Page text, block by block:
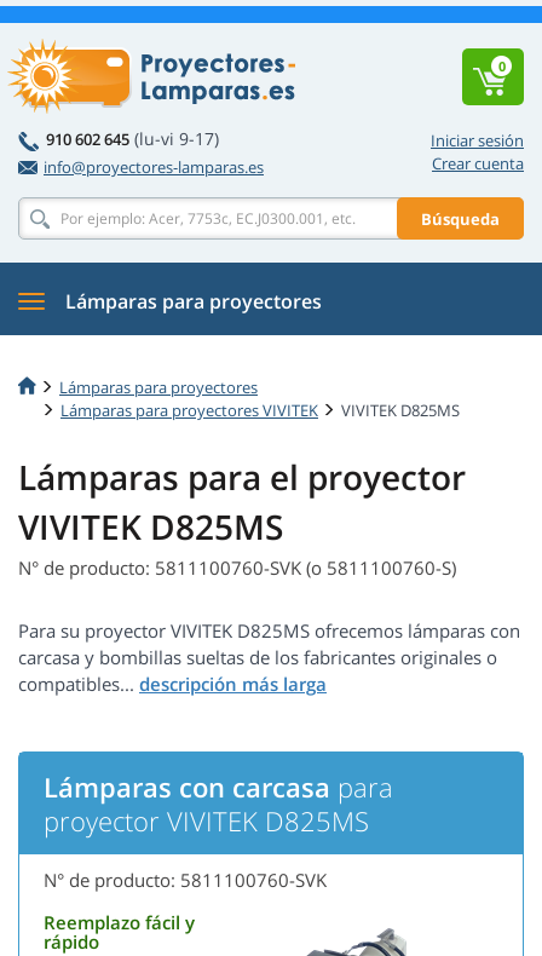
Iniciar sesión
Crear cuenta
910 602 645 (lu-vi 9-17)
info@proyectores-lamparas.es
Búsqueda
0
Lámparas para proyectores
Lámparas para proyectores
Lámparas para proyectores VIVITEK
VIVITEK D825MS
Lámparas para el proyector
VIVITEK D825MS
N° de producto: 5811100760-SVK (o 5811100760-S)
Para su proyector VIVITEK D825MS ofrecemos lámparas con
carcasa y bombillas sueltas de los fabricantes originales o
compatibles...
Lámparas con carcasa para
proyector VIVITEK D825MS
N° de producto: 5811100760-SVK
Reemplazo fácil y
rápido